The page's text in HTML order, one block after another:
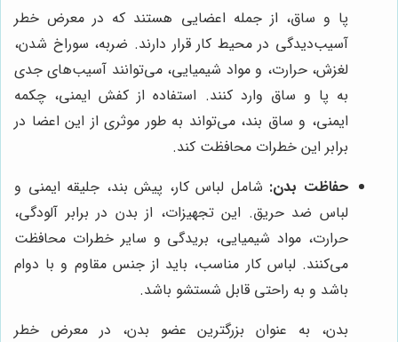
پا و ساق، از جمله اعضایی هستند که در معرض خطر
آسیب‌دیدگی در محیط کار قرار دارند. ضربه، سوراخ شدن،
لغزش، حرارت، و مواد شیمیایی، می‌توانند آسیب‌های جدی
به پا و ساق وارد کنند. استفاده از کفش ایمنی، چکمه
ایمنی، و ساق بند، می‌تواند به طور موثری از این اعضا در
برابر این خطرات محافظت کند.
حفاظت بدن: شامل لباس کار، پیش بند، جلیقه ایمنی و
لباس ضد حریق. این تجهیزات، از بدن در برابر آلودگی،
حرارت، مواد شیمیایی، بریدگی و سایر خطرات محافظت
می‌کنند. لباس کار مناسب، باید از جنس مقاوم و با دوام
باشد و به راحتی قابل شستشو باشد.
بدن، به عنوان بزرگترین عضو بدن، در معرض خطر